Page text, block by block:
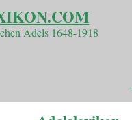
Adels 1648-1918